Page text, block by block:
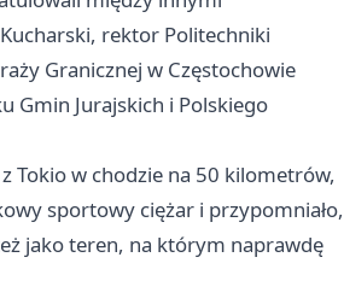
rektor Politechniki
Granicznej w Częstochowie
Gmin Jurajskich i Polskiego
Tokio w chodzie na 50 kilometrów,
sportowy ciężar i przypomniało,
jako teren, na którym naprawdę